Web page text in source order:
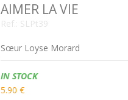
AIMER LA VIE
Ref.: SLPt39
Sœur Loyse Morard
Availability:
IN STOCK
5.90 €